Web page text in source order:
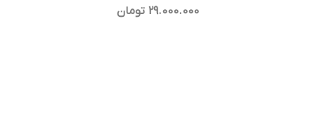
تومان 29.000.000